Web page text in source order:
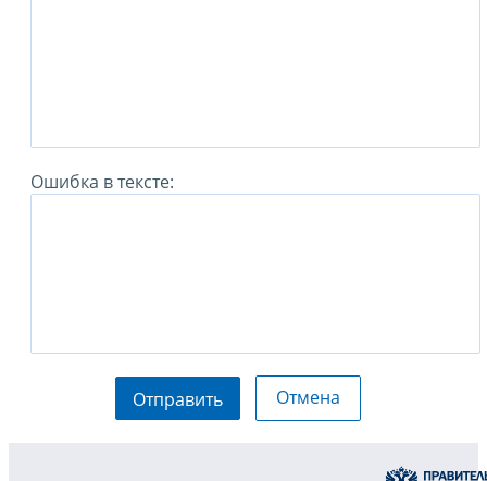
Ошибка в тексте:
Отправить Отмена